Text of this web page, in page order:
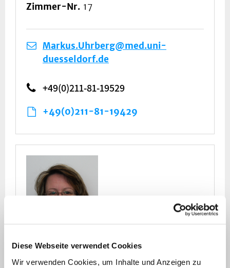
Diese Webseite verwendet Cookies
Wir verwenden Cookies, um Inhalte und Anzeigen zu
Zimmer-Nr. 17
Markus.Uhrberg@med.uni-
duesseldorf.de
+49(0)211-81-19529
+49(0)211-81-19429